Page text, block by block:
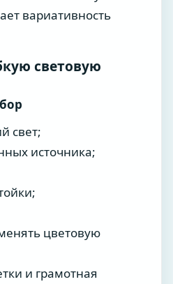
вариативность
световую
свет;
источника;
цветовую
и грамотная